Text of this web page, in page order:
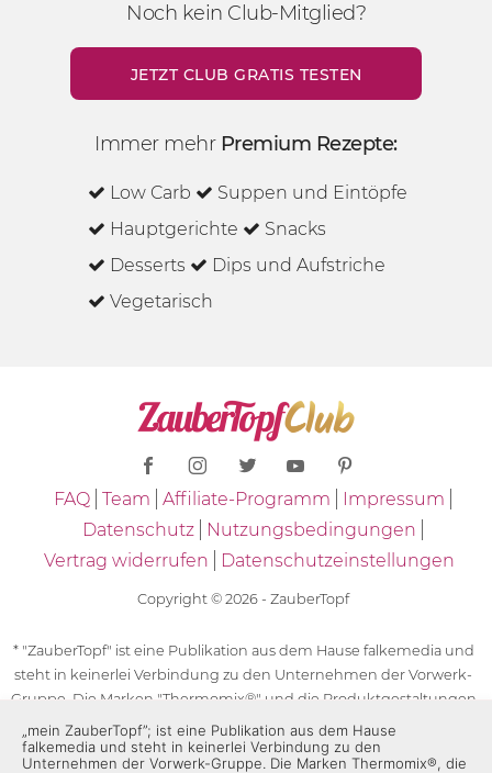
Noch kein Club-Mitglied?
JETZT CLUB GRATIS TESTEN
Immer mehr Premium Rezepte:
Low Carb
Suppen und Eintöpfe
Hauptgerichte
Snacks
Desserts
Dips und Aufstriche
Vegetarisch
FAQ Team Affiliate-Programm
Impressum
Datenschutz
Nutzungsbedingungen
Vertrag widerrufen
Datenschutzeinstellungen
Copyright © 2026 - ZauberTopf
* "ZauberTopf" ist eine Publikation aus dem Hause falkemedia und
steht in keinerlei Verbindung zu den Unternehmen der Vorwerk-
Gruppe. Die Marken "Thermomix®" und die Produktgestaltungen
des "Thermomix®" sind eingetragene Marken der Unternehmen
der Vorwerk-Gruppe. Die Marken Thermomix®, die Zeichen TM5®,
„mein ZauberTopf”; ist eine Publikation aus dem Hause
falkemedia und steht in keinerlei Verbindung zu den
Unternehmen der Vorwerk-Gruppe. Die Marken Thermomix®, die